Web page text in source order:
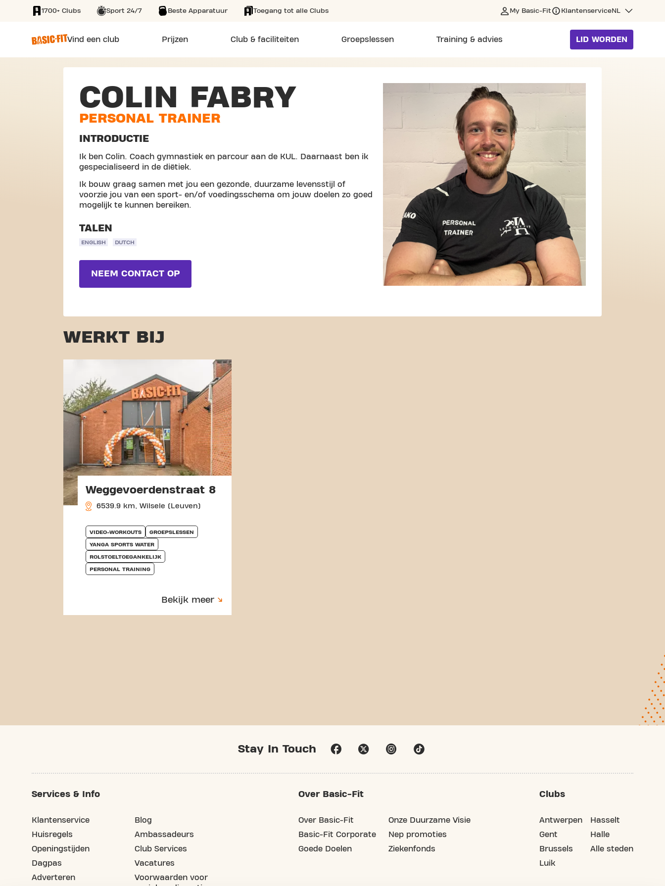
SKIP TO MAIN CONTENT
1700+ Clubs Sport 24/7 Beste Apparatuur Toegang tot alle Clubs My Basic-Fit KlantenserviceNL
Vind een club Prijzen Club & faciliteiten Groepslessen Training & advies LID WORDEN
COLIN FABRY
PERSONAL TRAINER
INTRODUCTIE
Ik ben Colin. Coach gymnastiek en parcour aan de KUL. Daarnaast ben ik
gespecialiseerd in de diëtiek.
Ik bouw graag samen met jou een gezonde, duurzame levensstijl of
voorzie jou van een sport- en/of voedingsschema om jouw doelen zo goed
mogelijk te kunnen bereiken.
TALEN
ENGLISH DUTCH
NEEM CONTACT OP
WERKT BIJ
Weggevoerdenstraat 8
6539.9 km, Wilsele (Leuven)
VIDEO-WORKOUTS GROEPSLESSEN
YANGA SPORTS WATER
ROLSTOELTOEGANKELIJK
PERSONAL TRAINING
Bekijk meer
Stay In Touch
Services & Info
Klantenservice
Huisregels
Openingstijden
Dagpas
Adverteren
Blog
Ambassadeurs
Club Services
Vacatures
Voorwaarden voor
Over Basic-Fit
Over Basic-Fit
Basic-Fit Corporate
Goede Doelen
Onze Duurzame Visie
Nep promoties
Ziekenfonds
Clubs
Antwerpen
Gent
Brussels
Luik
Hasselt
Halle
Alle steden